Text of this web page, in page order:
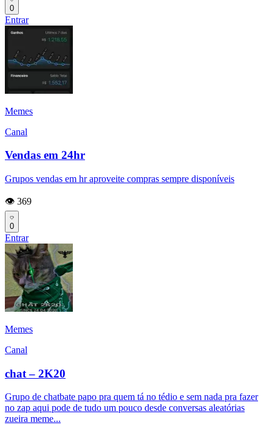
0
Entrar
Memes
Canal
Vendas em 24hr
Grupos vendas em hr aproveite compras sempre disponíveis
👁️ 369
0
Entrar
Memes
Canal
chat – 2K20
Grupo de chatbate papo pra quem tá no tédio e sem nada pra fazer
no zap aqui pode de tudo um pouco desde conversas aleatórias
zueira meme...